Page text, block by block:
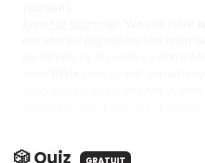
🎲 Quiz GRATUIT